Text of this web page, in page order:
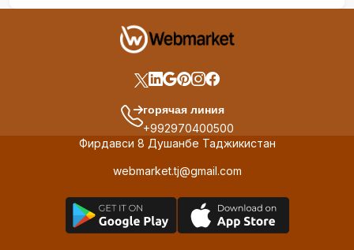
горячая линия
+992970400500
Фирдавси 8 Душанбе Таджикистан
webmarket.tj@gmail.com